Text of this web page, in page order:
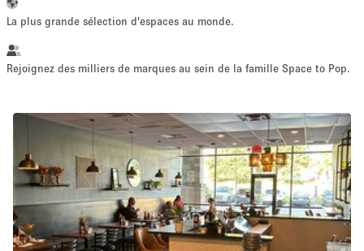
Vente au
Showroom Événement Art Alimentation
Séance de
Conférence Réunion Bureaux
Local
Commercial
La plus grande sélection d'espaces au monde.
Rejoignez des milliers de marques au sein de la famille Space to Pop.